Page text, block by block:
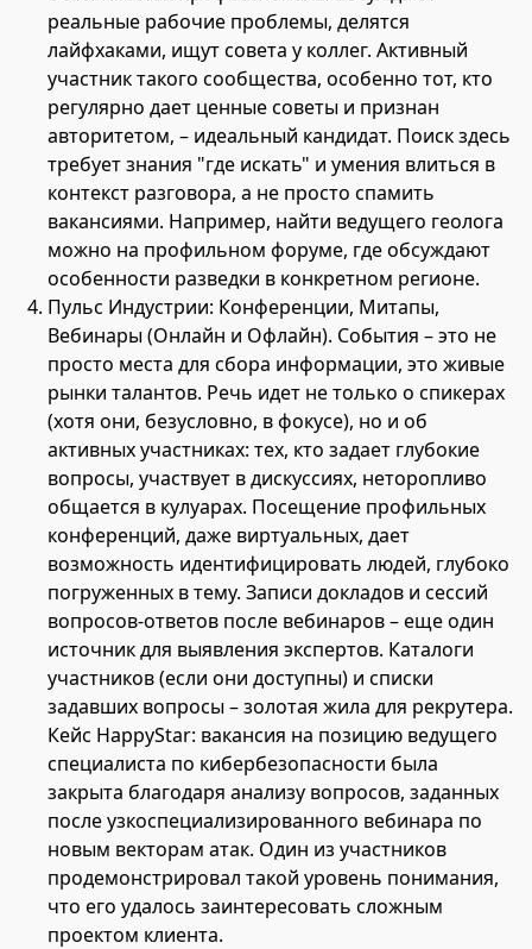
реальные рабочие проблемы, делятся
лайфхаками, ищут совета у коллег. Активный
участник такого сообщества, особенно тот, кто
регулярно дает ценные советы и признан
авторитетом, – идеальный кандидат. Поиск здесь
требует знания "где искать" и умения влиться в
контекст разговора, а не просто спамить
вакансиями. Например, найти ведущего геолога
можно на профильном форуме, где обсуждают
особенности разведки в конкретном регионе.
Пульс Индустрии: Конференции, Митапы,
Вебинары (Онлайн и Офлайн). События – это не
просто места для сбора информации, это живые
рынки талантов. Речь идет не только о спикерах
(хотя они, безусловно, в фокусе), но и об
активных участниках: тех, кто задает глубокие
вопросы, участвует в дискуссиях, неторопливо
общается в кулуарах. Посещение профильных
конференций, даже виртуальных, дает
возможность идентифицировать людей, глубоко
погруженных в тему. Записи докладов и сессий
вопросов-ответов после вебинаров – еще один
источник для выявления экспертов. Каталоги
участников (если они доступны) и списки
задавших вопросы – золотая жила для рекрутера.
Кейс HappyStar: вакансия на позицию ведущего
специалиста по кибербезопасности была
закрыта благодаря анализу вопросов, заданных
после узкоспециализированного вебинара по
новым векторам атак. Один из участников
продемонстрировал такой уровень понимания,
что его удалось заинтересовать сложным
проектом клиента.